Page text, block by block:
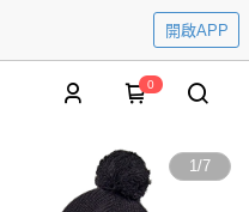
開啟APP
0
1/7